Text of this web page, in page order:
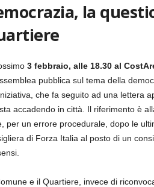
la
3 febbraio, alle 18.30 al
pubblica sul tema della
che fa seguito ad una lettera
accadendo in città. Il riferimento è
per un errore procedurale, dopo le
di Forza Italia al posto di un
e il Quartiere, invece di